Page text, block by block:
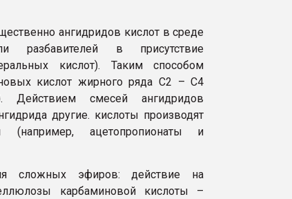
ангидридов кислот в среде
разбавителей в присутствие
кислот). Таким способом
кислот жирного ряда С2 – С4
Действием смесей ангидридов
другие. кислоты производят
ацетопропионаты и
сложных эфиров: действие на
карбаминовой кислоты –